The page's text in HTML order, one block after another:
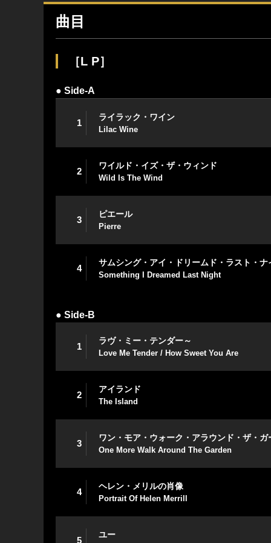
曲目
［L P］
● Side-A
1
ライラック・ワイン
Lilac Wine
2
ワイルド・イズ・ザ・ウィンド
Wild Is The Wind
3
ピエール
Pierre
4
サムシング・アイ・ドリームド・ラスト・ナ
Something I Dreamed Last Night
● Side-B
1
ラヴ・ミー・テンダー～
Love Me Tender / How Sweet You Are
2
アイランド
The Island
3
ワン・モア・ウォーク・アラウンド・ザ・ガ
One More Walk Around The Garden
4
ヘレン・メリルの肖像
Portrait Of Helen Merrill
5
ユー